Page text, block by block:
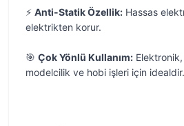
⚡ Anti-Statik Özellik: Hassas
elektrikten korur.
🎯 Çok Yönlü Kullanım:
modelcilik ve hobi işleri için idealdir.